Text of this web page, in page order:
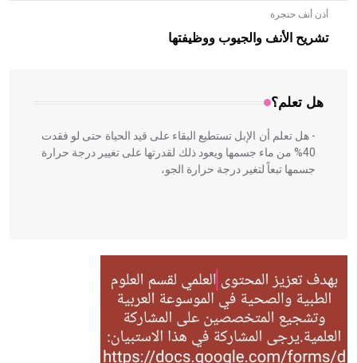
أذن أنف حنجرة
تشريح الأنف والجيوب ووظيفتها
هل تعلم؟
- هل تعلم أن الأبلق نوع من الفنون الهندسية التي ارتبطت
بالعمارة الإسلامية في بلاد الشام ومصر خاصة، حيث يحرص
المعمار على بناء مداميكه وخاصة في الواجهات
- هل تعلم أن الإبل تستطيع البقاء على قيد الحياة حتى لو فقدت
40% من ماء جسمها ويعود ذلك لقدرتها على تغيير درجة حرارة
جسمها تبعاً لتغير درجة حرارة الجو،
- هل تعلم أن أبقراط كتب في الطب أربعة مؤلفات هي:
الحكم، الأدلة، تنظيم التغذية، ورسالته في جروح الرأس. ويعود
له الفضل بأنه حرر الطب من الدين والفلسفة.